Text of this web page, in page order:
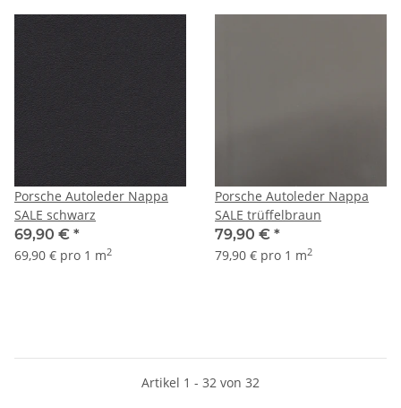
Porsche Autoleder Nappa
SALE schwarz
69,90 € *
69,90 € pro 1 m2
Porsche Autoleder Nappa
SALE trüffelbraun
79,90 € *
79,90 € pro 1 m2
Artikel 1 - 32 von 32